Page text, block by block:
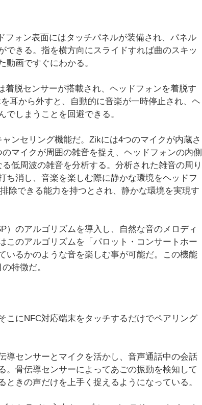
ォン表面にはタッチパネルが装備され、パネル
きる。指を横方向にスライドすれば曲のスキッ
画ですぐにわかる。
脱センサーが搭載され、ヘッドフォンを着脱す
耳から外すと、自動的に音楽が一時停止され、ヘ
しまうことを回避できる。
ンセリング機能だ。Zikには4つのマイクが内蔵さ
マイクが周囲の雑音を捉え、ヘッドフォンの内側
低周波の雑音を分析する。分析された雑音の周り
ち消し、音楽を楽しむ際に静かな環境をヘッドフ
除できる能力を持つとされ、静かな環境を実現す
）のアルゴリズムを導入し、自然な音のメロディ
このアルゴリズムを「パロット・コンサートホー
いるかのような音を楽しむ事が可能だ。この機能
特徴だ。
こにNFC対応端末をタッチするだけでペアリング
導センサーとマイクを活かし、音声通話中の会話
骨伝導センサーによってあごの振動を検知して
きの声だけを上手く捉えるようになっている。